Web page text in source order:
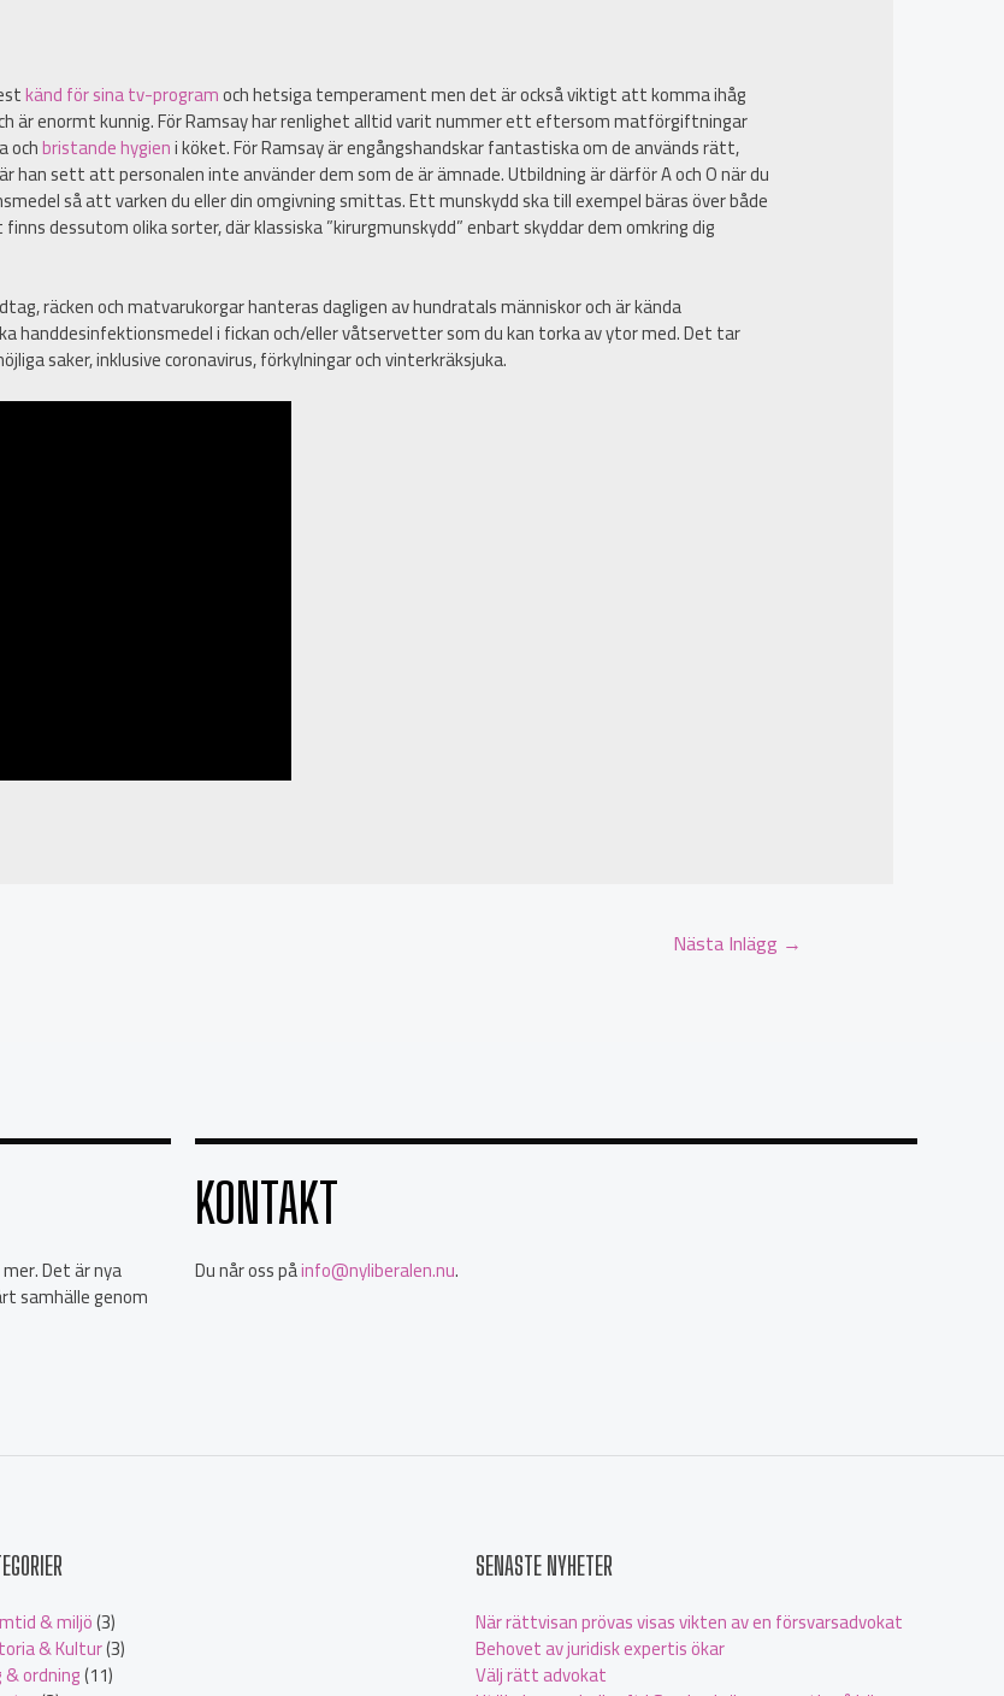
känd för sina tv-programoch hetsiga temperament men det är också viktigt att komma ihåg
är enormt kunnig. För Ramsay har renlighet alltid varit nummer ett eftersom matförgiftningar
ochbristande hygieni köket. För Ramsay är engångshandskar fantastiska om de används rätt,
han sett att personalen inte använder dem som de är ämnade. Utbildning är därför A och O när du
så att varken du eller din omgivning smittas. Ett munskydd ska till exempel bäras över både
dessutom olika sorter, där klassiska ”kirurgmunskydd” enbart skyddar dem omkring dig
räcken och matvarukorgar hanteras dagligen av hundratals människor och är kända
handdesinfektionsmedel i fickan och/eller våtservetter som du kan torka av ytor med. Det tar
saker, inklusive coronavirus, förkylningar och vinterkräksjuka.
Nästa Inlägg →
Det är nya
samhälle genom
KONTAKT
Du når oss påinfo@nyliberalen.nu.
& miljö(3)
& Kultur(3)
& ordning(11)
SENASTE NYHETER
När rättvisan prövas visas vikten av en försvarsadvokat
Behovet av juridisk expertis ökar
Välj rätt advokat